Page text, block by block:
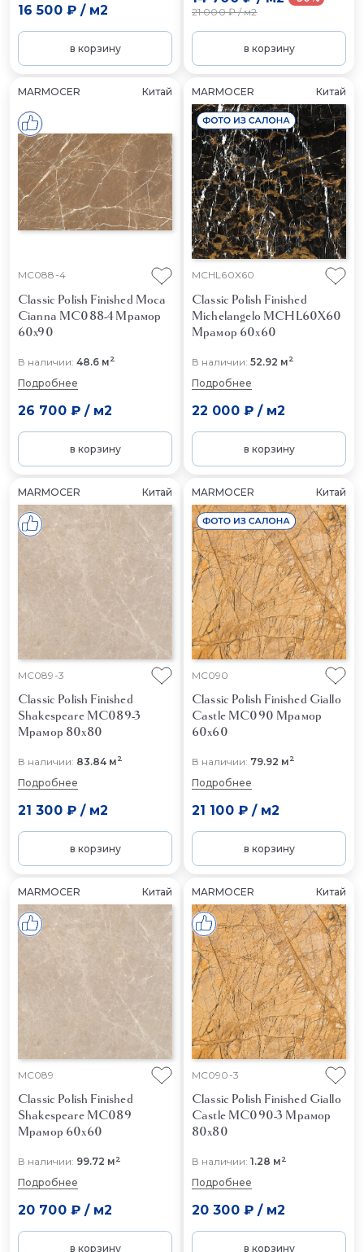
16 500 ₽/ м2
в корзину
21 000 ₽/м2
в корзину
MARMOCER Китай
MC088-4
Classic Polish Finished Moca
Cianna MC088-4Мрамор
60x90
В наличии: 48.6 м2
Подробнее
26 700 ₽/ м2
в корзину
MARMOCER Китай
MCHL60X60
Classic Polish Finished
Michelangelo MCHL60X60
Мрамор 60x60
В наличии: 52.92 м2
Подробнее
22 000 ₽/ м2
в корзину
MARMOCER Китай
MC089-3
Classic Polish Finished
Shakespeare MC089-3
Мрамор 80x80
В наличии: 83.84 м2
Подробнее
21 300 ₽/ м2
в корзину
MARMOCER Китай
MC090
Classic Polish Finished Giallo
Castle MC090 Мрамор
60x60
В наличии: 79.92 м2
Подробнее
21 100 ₽/ м2
в корзину
MARMOCER Китай
MC089
Classic Polish Finished
Shakespeare MC089
Мрамор 60x60
В наличии: 99.72 м2
Подробнее
20 700 ₽/ м2
в корзину
MARMOCER Китай
MC090-3
Classic Polish Finished Giallo
Castle MC090-3 Мрамор
80x80
В наличии: 1.28 м2
Подробнее
20 300 ₽/ м2
в корзину